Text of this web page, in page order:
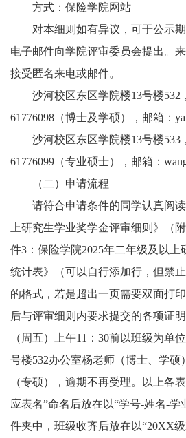
方式：保险学院网站
对本细则如有异议，可于公示
电子邮件向学院评审委员会提出。
接受匿名来电或邮件。
沙河校区东区学院楼13号楼532
61776098（博士及学硕），邮箱：
沙河校区东区学院楼13号楼533
61776099（专业硕士），邮箱：
（二）申请流程
请符合申请条件的同学认真阅
上研究生学业奖学金评审细则》（
件3：保险学院2025年二年级及以
统计表》（可以自行添加行，但禁
的格式，若是超出一页需要双面打
后与评审细则内要求提交的各项证
（周五）上午11：30前以班级为单
号楼532办公室杨老师（博士、学硕
（专硕），逾期不再受理。以上各
应表名”命名后放在以“学号-姓名-学
件夹中，班级收齐后放在以“20XX